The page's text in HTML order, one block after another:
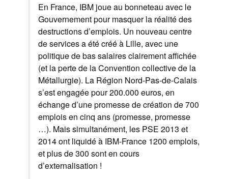
En France, IBM joue au bonneteau avec le
Gouvernement pour masquer la réalité des
destructions d’emplois. Un nouveau centre
de services a été créé à Lille, avec une
politique de bas salaires clairement affichée
(et la perte de la Convention collective de la
Métallurgie). La Région Nord-Pas-de-Calais
s’est engagée pour 200.000 euros, en
échange d’une promesse de création de 700
emplois en cinq ans (promesse, promesse
…). Mais simultanément, les PSE 2013 et
2014 ont liquidé à IBM-France 1200 emplois,
et plus de 300 sont en cours
d’externalisation !